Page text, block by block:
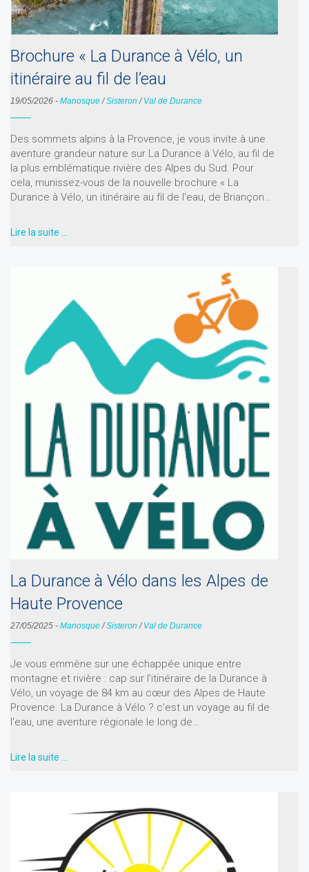
Brochure « La Durance à Vélo, un
itinéraire au fil de l’eau
19/05/2026 - Manosque /Sisteron / Val de Durance
Des sommets alpins à la Provence, je vous invite à une
aventure grandeur nature sur La Durance à Vélo, au fil de
la plus emblématique rivière des Alpes du Sud. Pour
cela, munissez-vous de la nouvelle brochure « La
Durance à Vélo, un itinéraire au fil de l’eau, de Briançon…
Lire la suite …
La Durance à Vélo dans les Alpes de
Haute Provence
27/05/2025 - Manosque/Sisteron / Val de Durance
Je vous emmène sur une échappée unique entre
montagne et rivière : cap sur l’itinéraire de la Durance à
Vélo, un voyage de 84 km au cœur des Alpes de Haute
Provence. La Durance à Vélo ? c'est un voyage au fil de
l'eau, une aventure régionale le long de…
Lire la suite …